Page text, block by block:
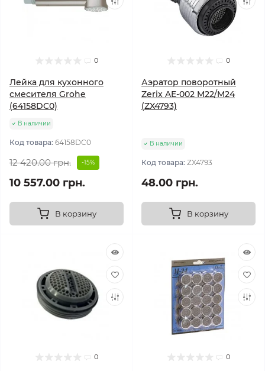
0
Лейка для кухонного
смесителя Grohe
(64158DC0)
В наличии
Код товара: 64158DC0
12 420.00 грн. -15%
10 557.00 грн.
В корзину
0
Аэратор поворотный
Zerix AE-002 M22/M24
(ZX4793)
В наличии
Код товара: ZX4793
48.00 грн.
В корзину
0 0